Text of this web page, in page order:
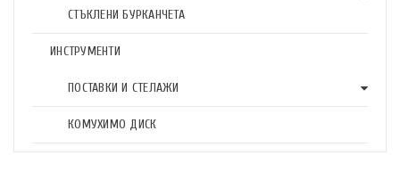
СТЪКЛЕНИ БУРКАНЧЕТА
ИНСТРУМЕНТИ
ПОСТАВКИ И СТЕЛАЖИ
КОМУХИМО ДИСК